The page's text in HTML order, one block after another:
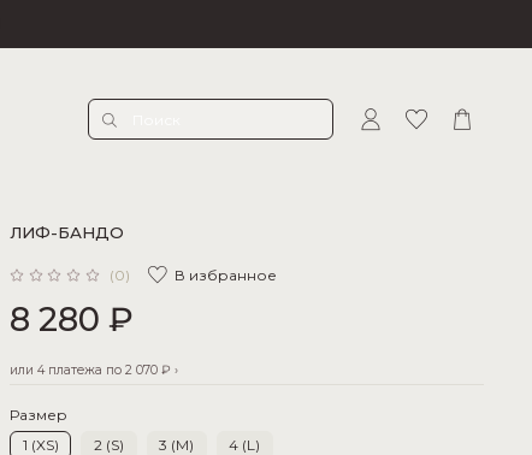
ЛИФ-БАНДО
(0) В избранное
8 280 ₽
или 4 платежа по2 070 ₽ ›
Размер
1 (XS)
2 (S) 3 (M) 4 (L)